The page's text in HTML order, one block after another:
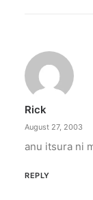
Rick
August 27, 2003
anu itsura ni
REPLY